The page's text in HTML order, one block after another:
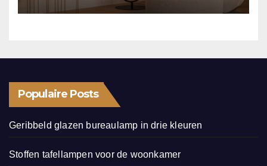
Populaire Posts
Geribbeld glazen bureaulamp in drie kleuren
Stoffen tafellampen voor de woonkamer